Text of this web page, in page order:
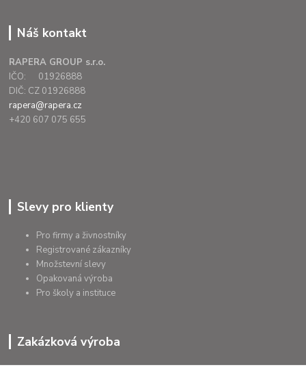
Náš kontakt
RAPERA GROUP s.r.o.
IČO: 01926888
DIČ: CZ 01926888
rapera@rapera.cz
+420 607 075 655
Slevy pro klienty
Pro firmy a živnostníky
Registrované zákazníky
Množstevní slevy
Opakovaná výroba
Pro školy a instituce
Zakázková výroba